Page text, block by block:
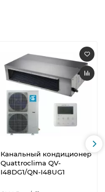
Канальный кондиционер
Quattroclima QV-
I48DG1/QN-I48UG1